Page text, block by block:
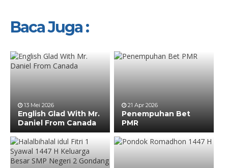
Baca Juga :
13 Mei 2026
English Glad With Mr.
Daniel From Canada
21 Apr 2026
Penempuhan Bet
PMR